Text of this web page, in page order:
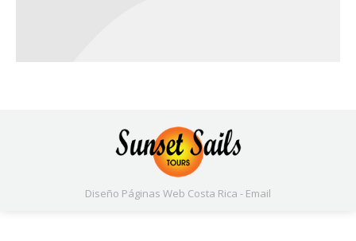
Diseño Páginas Web Costa Rica - Email